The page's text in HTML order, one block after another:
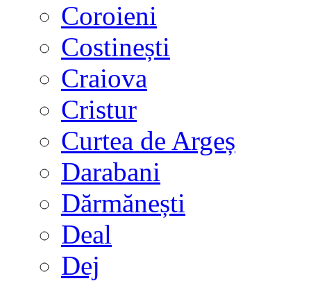
Coroieni
Costinești
Craiova
Cristur
Curtea de Argeș
Darabani
Dărmănești
Deal
Dej